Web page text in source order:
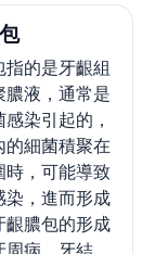
指的是牙齦組
膿液，通常是
染引起的，
的細菌積聚在
時，可能導致
染，進而形成
齦膿包的形成